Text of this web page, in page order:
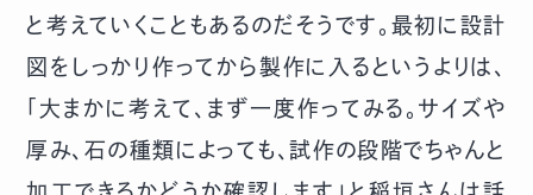
と考えていくこともあるのだそうです。最初に設計
図をしっかり作ってから製作に入るというよりは、
「大まかに考えて、まず一度作ってみる。サイズや
厚み、石の種類によっても、試作の段階でちゃんと